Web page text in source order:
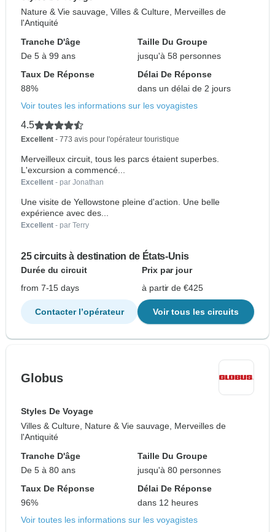
Nature & Vie sauvage, Villes & Culture, Merveilles de
l'Antiquité
Tranche D'âge
De 5 à 99 ans
Taille Du Groupe
jusqu'à 58 personnes
Taux De Réponse
88%
Délai De Réponse
dans un délai de 2 jours
Voir toutes les informations sur les voyagistes
4.5
Excellent - 773 avis pour l'opérateur touristique
Merveilleux circuit, tous les parcs étaient superbes.
L'excursion a commencé...
Excellent - par Jonathan
Une visite de Yellowstone pleine d'action. Une belle
expérience avec des...
Excellent - par Terry
25 circuits à destination de États-Unis
Durée du circuit
Prix par jour
from 7-15 days
à partir de €425
Contacter l’opérateur Voir tous les circuits
Globus
Styles De Voyage
Villes & Culture, Nature & Vie sauvage, Merveilles de
l'Antiquité
Tranche D'âge
De 5 à 80 ans
Taille Du Groupe
jusqu'à 80 personnes
Taux De Réponse
96%
Délai De Réponse
dans 12 heures
Voir toutes les informations sur les voyagistes